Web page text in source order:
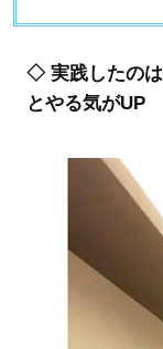
◇ 実践したの
とやる気がUP